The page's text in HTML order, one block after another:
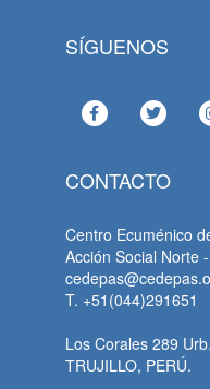
SÍGUENOS
CONTACTO
Centro Ecuménico
Acción Social Norte
T. +51(044)291651
Los Corales 289
TRUJILLO, PERÚ.